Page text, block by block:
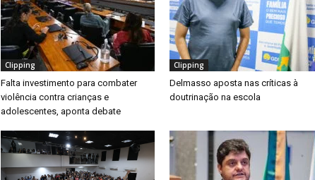
Clipping
Falta investimento para combater
violência contra crianças e
adolescentes, aponta debate
Clipping
Delmasso aposta nas críticas à
doutrinação na escola